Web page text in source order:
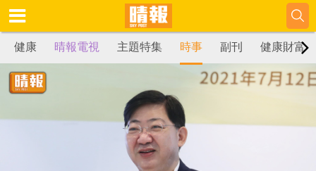
健康 晴報電視 主題特集 時事 副刊 健康財富